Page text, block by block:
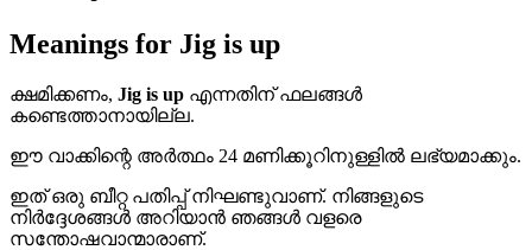
Meanings for Jig is up
ക്ഷമിക്കണം, Jig is up എന്നതിന് ഫലങ്ങൾ
കണ്ടെത്താനായില്ല.
ഈ വാക്കിന്റെ അർത്ഥം 24 മണിക്കൂറിനുള്ളിൽ ലഭ്യമാക്കും.
ഇത് ഒരു ബീറ്റ പതിപ്പ് നിഘണ്ടുവാണ്. നിങ്ങളുടെ
നിർദ്ദേശങ്ങൾ അറിയാൻ ഞങ്ങൾ വളരെ
സന്തോഷവാന്മാരാണ്.